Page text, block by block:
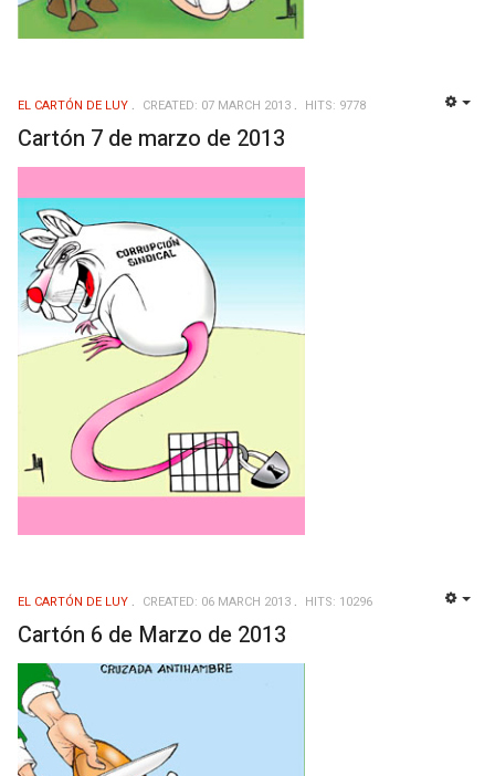
EL CARTÓN DE LUY CREATED: 07 MARCH 2013 HITS: 9778
Cartón 7 de marzo de 2013
EL CARTÓN DE LUY CREATED: 06 MARCH 2013 HITS: 10296
Cartón 6 de Marzo de 2013